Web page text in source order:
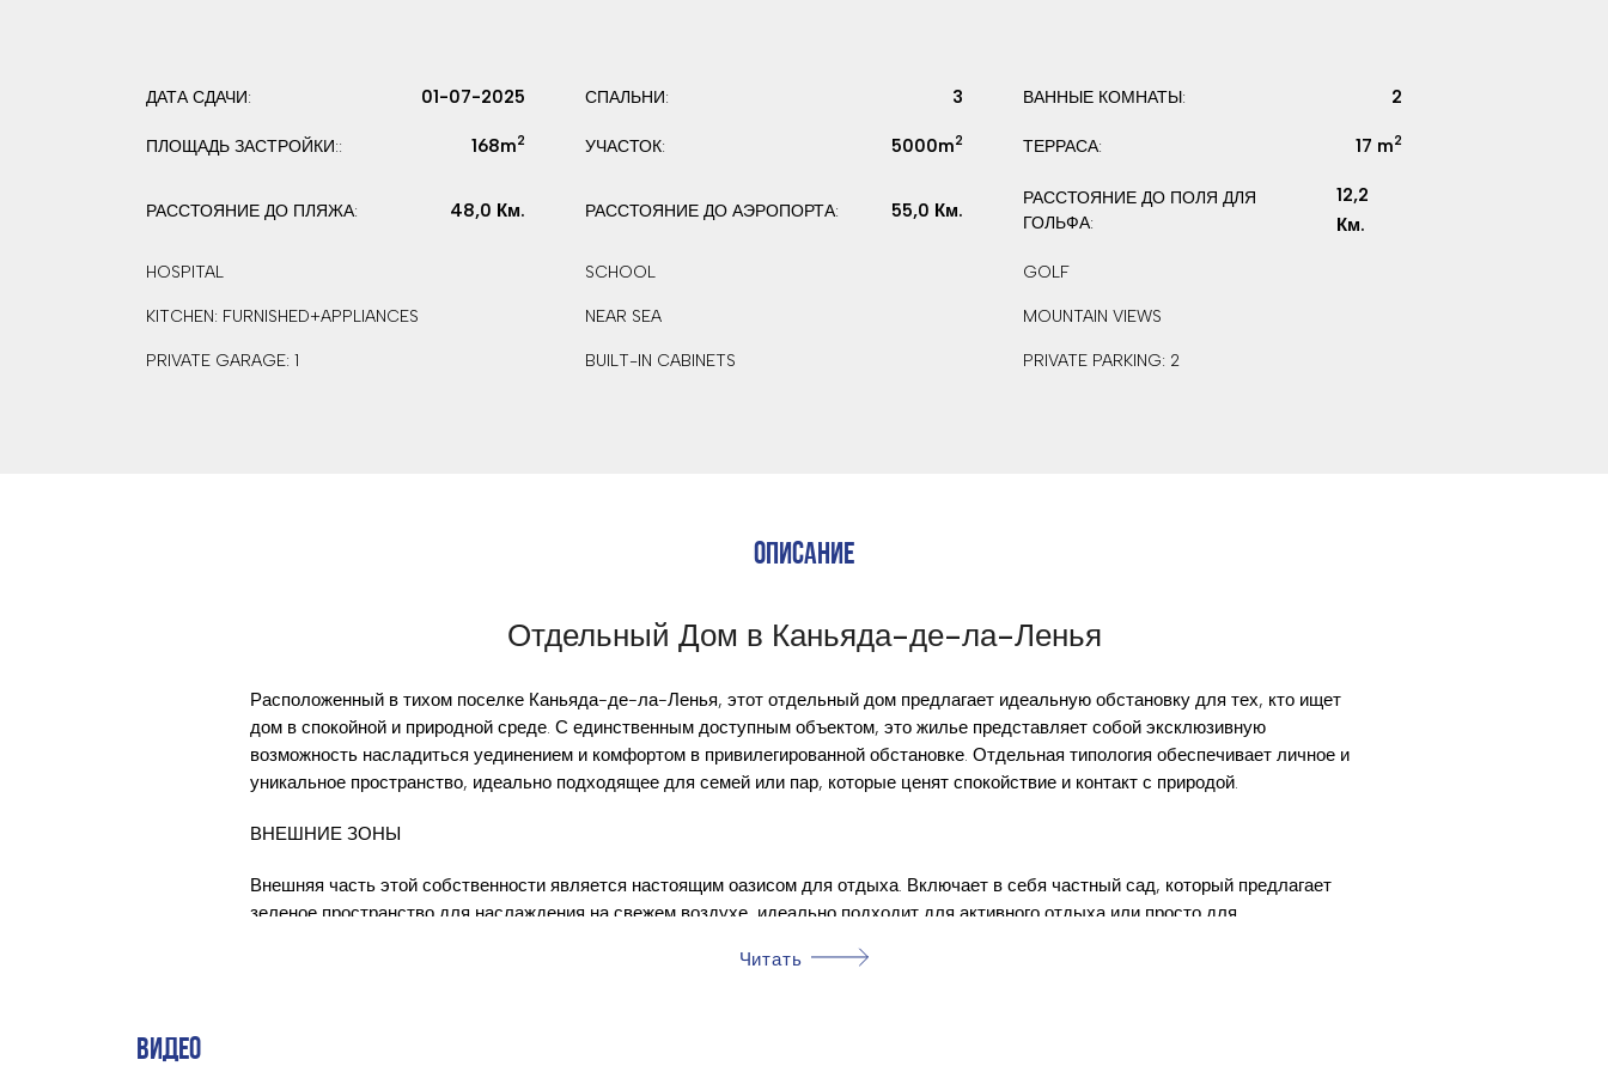
ДАТА СДАЧИ: 01-07-2025 СПАЛЬНИ: 3 ВАННЫЕ КОМНАТЫ: 2
ПЛОЩАДЬ ЗАСТРОЙКИ:: 168m2 УЧАСТОК: 5000m2 ТЕРРАСА: 17 m2
РАССТОЯНИЕ ДО ПЛЯЖА: 48,0 Км. РАССТОЯНИЕ ДО АЭРОПОРТА: 55,0 Км.
РАССТОЯНИЕ ДО ПОЛЯ ДЛЯ
ГОЛЬФА:
12,2
Км.
HOSPITAL SCHOOL GOLF
KITCHEN: FURNISHED+APPLIANCES NEAR SEA MOUNTAIN VIEWS
PRIVATE GARAGE: 1 BUILT-IN CABINETS PRIVATE PARKING: 2
ОПИСАНИЕ
Отдельный Дом в Каньяда-де-ла-Ленья
Расположенный в тихом поселке Каньяда-де-ла-Ленья, этот отдельный дом предлагает идеальную обстановку для тех, кто ищет
дом в спокойной и природной среде. С единственным доступным объектом, это жилье представляет собой эксклюзивную
возможность насладиться уединением и комфортом в привилегированной обстановке. Отдельная типология обеспечивает личное и
уникальное пространство, идеально подходящее для семей или пар, которые ценят спокойствие и контакт с природой.
ВНЕШНИЕ ЗОНЫ
Внешняя часть этой собственности является настоящим оазисом для отдыха. Включает в себя частный сад, который предлагает
зеленое пространство для наслаждения на свежем воздухе, идеально подходит для активного отдыха или просто для
Терраса является еще одной из внешних достопримечательностей, предоставляя дополнительное пространство для наслаждения
Читать
ВИДЕО